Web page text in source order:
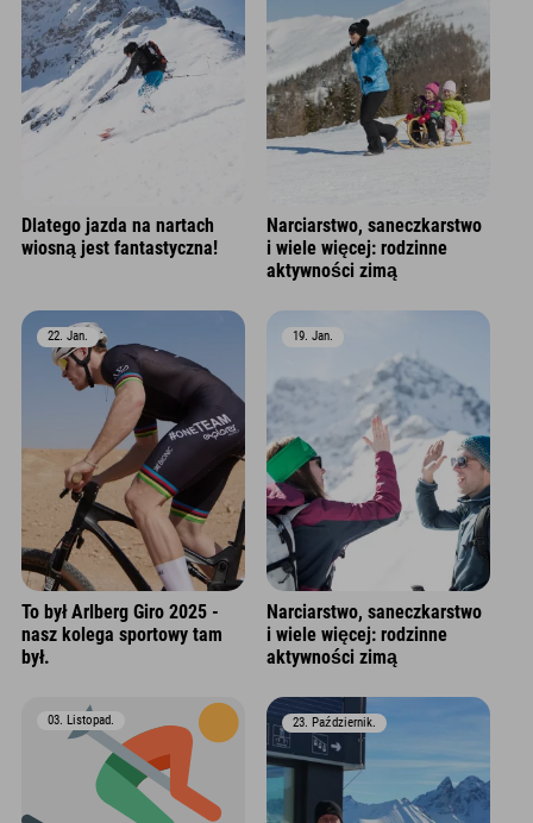
Dlatego jazda na nartach
wiosną jest fantastyczna!
Narciarstwo, saneczkarstwo
i wiele więcej: rodzinne
aktywności zimą
22. Jan.
To był Arlberg Giro 2025 -
nasz kolega sportowy tam
był.
19. Jan.
Narciarstwo, saneczkarstwo
i wiele więcej: rodzinne
aktywności zimą
03. Listopad. 23. Październik.